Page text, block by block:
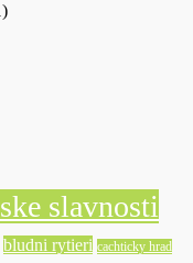
slavnosti
bludni rytieri cachticky hrad